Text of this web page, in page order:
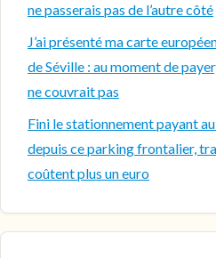
ne passerais pas de l’autre côté
J’ai présenté ma carte
de Séville : au moment de
ne couvrait pas
Fini le stationnement payant
depuis ce parking frontalier,
coûtent plus un euro